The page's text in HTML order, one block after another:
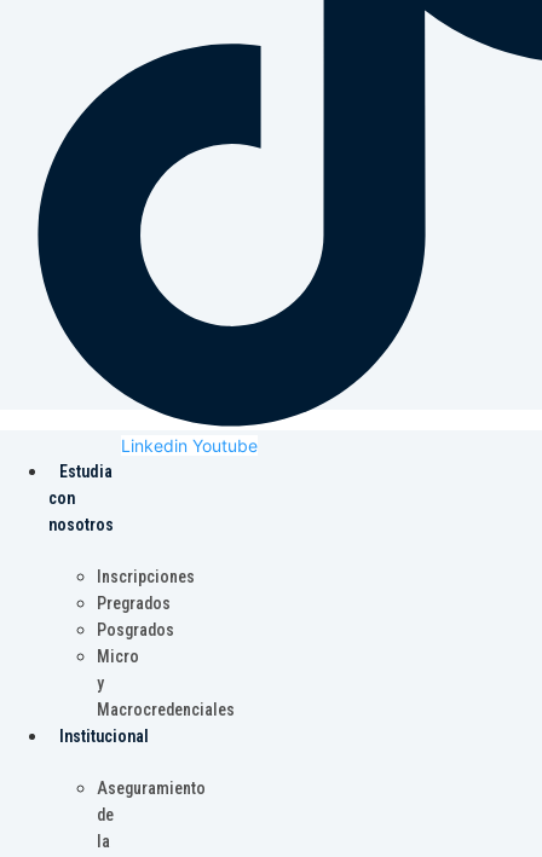
Linkedin Youtube
Estudia
con
nosotros
Inscripciones
Pregrados
Posgrados
Micro
y
Macrocredenciales
Institucional
Aseguramiento
de
la